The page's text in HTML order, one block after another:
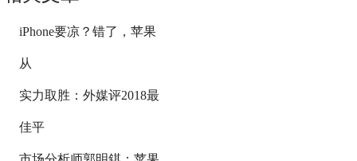
iPhone要凉？错了，苹果
从
实力取胜：外媒评2018最
佳平